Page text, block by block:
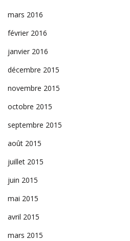
mars 2016
février 2016
janvier 2016
décembre 2015
novembre 2015
octobre 2015
septembre 2015
août 2015
juillet 2015
juin 2015
mai 2015
avril 2015
mars 2015